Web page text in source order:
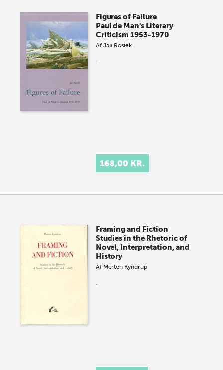
Figures of Failure
Paul de Man's Literary
Criticism 1953-1970
AfJan Rosiek
.
168,00 KR.
Framing and Fiction
Studies in the Rhetoric of
Novel, Interpretation, and
History
Af Morten Kyndrup
.